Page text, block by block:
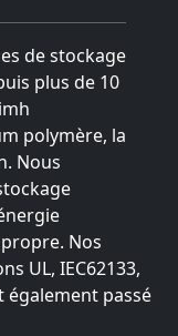
de stockage
plus de 10
polymère, la
Nous
Nos
UL, IEC62133,
également passé